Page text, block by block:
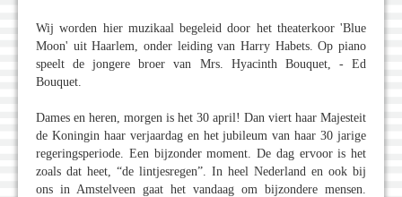
Wij worden hier muzikaal begeleid door het theaterkoor 'Blue
Moon' uit Haarlem, onder leiding van Harry Habets. Op piano
speelt de jongere broer van Mrs. Hyacinth Bouquet, - Ed
Bouquet.
Dames en heren, morgen is het 30 april! Dan viert haar Majesteit
de Koningin haar verjaardag en het jubileum van haar 30 jarige
regeringsperiode. Een bijzonder moment. De dag ervoor is het
zoals dat heet, “de lintjesregen”. In heel Nederland en ook bij
ons in Amstelveen gaat het vandaag om bijzondere mensen.